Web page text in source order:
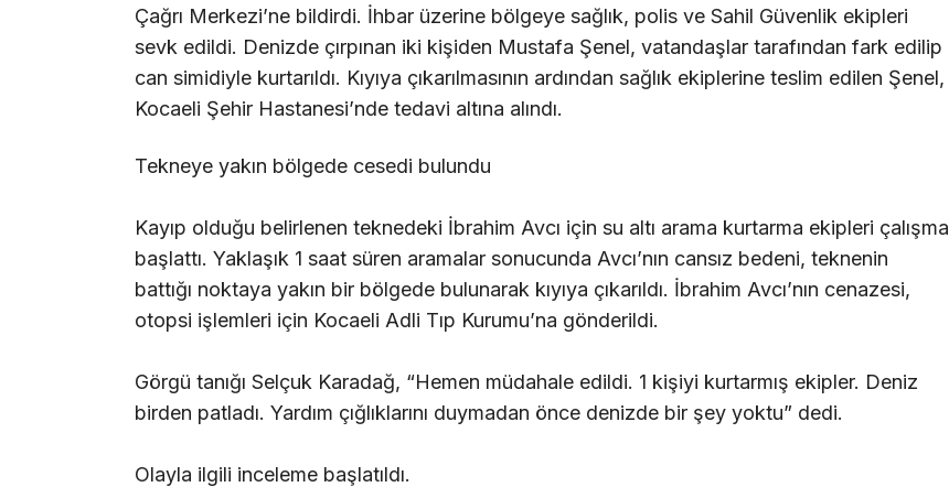
Çağrı Merkezi’ne bildirdi. İhbar üzerine bölgeye sağlık, polis ve Sahil Güvenlik ekipleri
sevk edildi. Denizde çırpınan iki kişiden Mustafa Şenel, vatandaşlar tarafından fark edilip
can simidiyle kurtarıldı. Kıyıya çıkarılmasının ardından sağlık ekiplerine teslim edilen Şenel,
Kocaeli Şehir Hastanesi’nde tedavi altına alındı.
Tekneye yakın bölgede cesedi bulundu
Kayıp olduğu belirlenen teknedeki İbrahim Avcı için su altı arama kurtarma ekipleri çalışma
başlattı. Yaklaşık 1 saat süren aramalar sonucunda Avcı’nın cansız bedeni, teknenin
battığı noktaya yakın bir bölgede bulunarak kıyıya çıkarıldı. İbrahim Avcı’nın cenazesi,
otopsi işlemleri için Kocaeli Adli Tıp Kurumu’na gönderildi.
Görgü tanığı Selçuk Karadağ, “Hemen müdahale edildi. 1 kişiyi kurtarmış ekipler. Deniz
birden patladı. Yardım çığlıklarını duymadan önce denizde bir şey yoktu” dedi.
Olayla ilgili inceleme başlatıldı.